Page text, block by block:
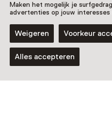
Maken het mogelijk je
advertenties op jouw
Weigeren Voorkeur
Alles accepteren
Het multi-